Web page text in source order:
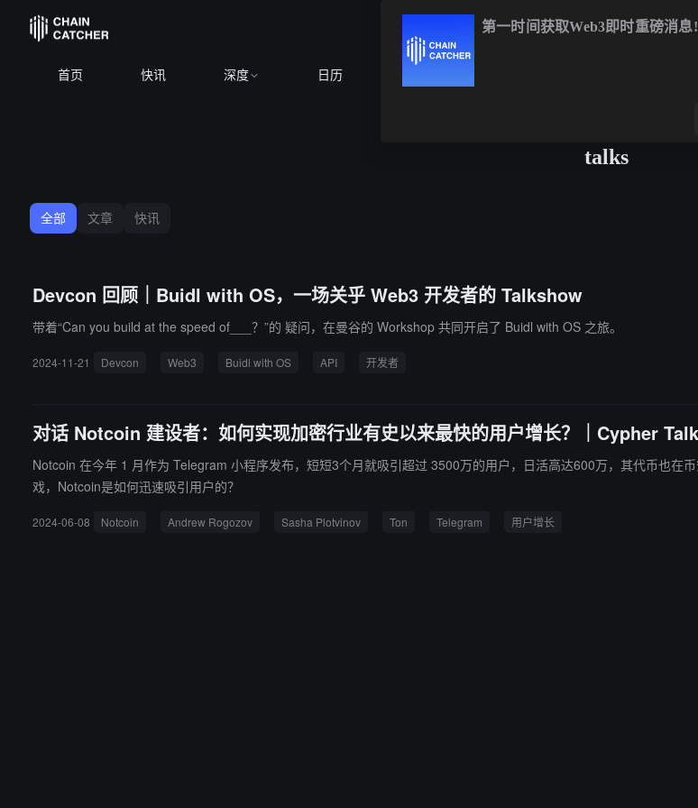
首页 快讯 深度 日历
talks
全部 文章 快讯
Devcon 回顾｜Buidl with OS，一场关乎 Web3 开发者的 Talkshow
带着“Can you build at the speed of___？”的 疑问，在曼谷的 Workshop 共同开启了 Buidl with OS 之旅。
2024-11-21 Devcon Web3 Buidl with OS API 开发者
对话 Notcoin 建设者：如何实现加密行业有史以来最快的用户增长？｜Cypher
Notcoin 在今年 1 月作为 Telegram 小程序发布，短短3个月就吸引超过 3500万的用户，日活高达600万，其代币也在
戏，Notcoin是如何迅速吸引用户的？
2024-06-08 Notcoin Andrew Rogozov Sasha Plotvinov Ton Telegram 用户增长
第一时间获取Web3即时重磅消息!